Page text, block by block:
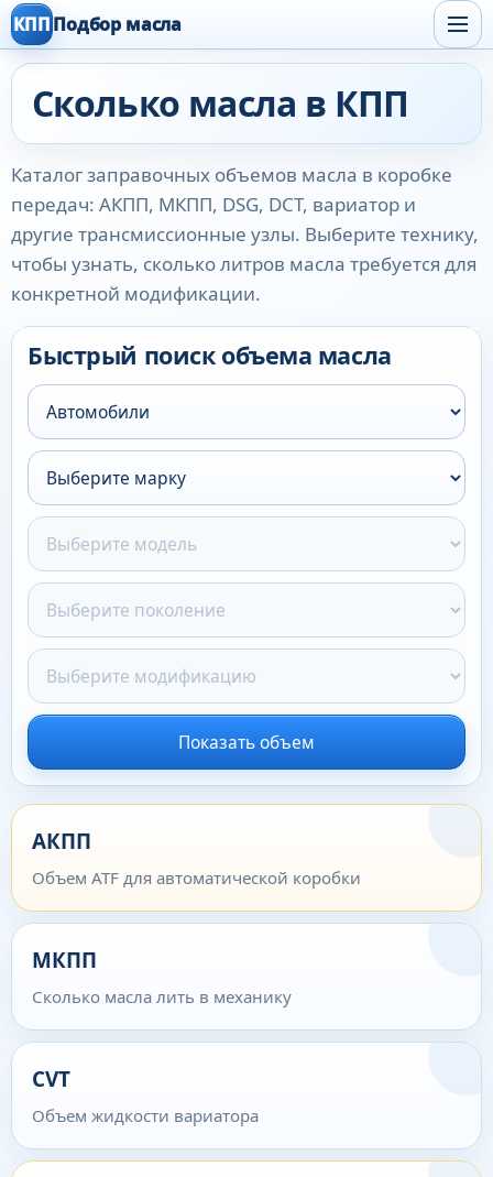
КПППодбор масла
Сколько масла в КПП
Каталог заправочных объемов масла в коробке
передач: АКПП, МКПП, DSG, DCT, вариатор и
другие трансмиссионные узлы. Выберите технику,
чтобы узнать, сколько литров масла требуется для
конкретной модификации.
Быстрый поиск объема масла
Показать объем
АКПП
Объем ATF для автоматической коробки
МКПП
Сколько масла лить в механику
CVT
Объем жидкости вариатора